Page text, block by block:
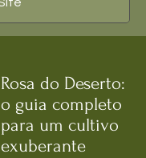
Rosa do Deserto:
o guia completo
para um cultivo
exuberante